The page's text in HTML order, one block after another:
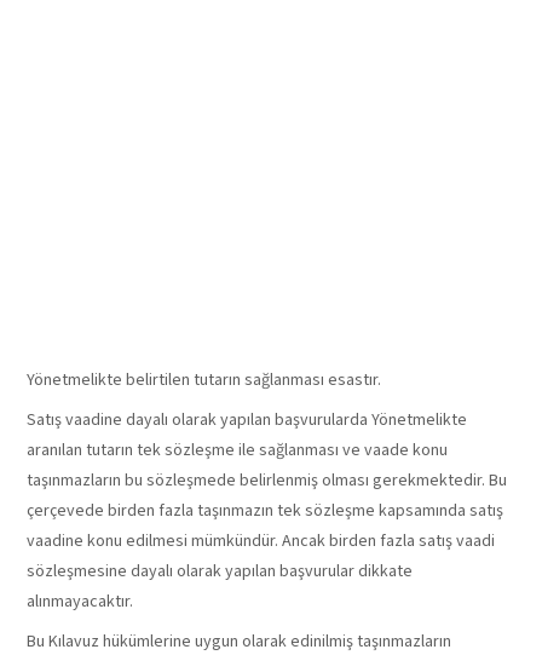
Yönetmelikte belirtilen tutarın sağlanması esastır.
Satış vaadine dayalı olarak yapılan başvurularda Yönetmelikte
aranılan tutarın tek sözleşme ile sağlanması ve vaade konu
taşınmazların bu sözleşmede belirlenmiş olması gerekmektedir. Bu
çerçevede birden fazla taşınmazın tek sözleşme kapsamında satış
vaadine konu edilmesi mümkündür. Ancak birden fazla satış vaadi
sözleşmesine dayalı olarak yapılan başvurular dikkate
alınmayacaktır.
Bu Kılavuz hükümlerine uygun olarak edinilmiş taşınmazların